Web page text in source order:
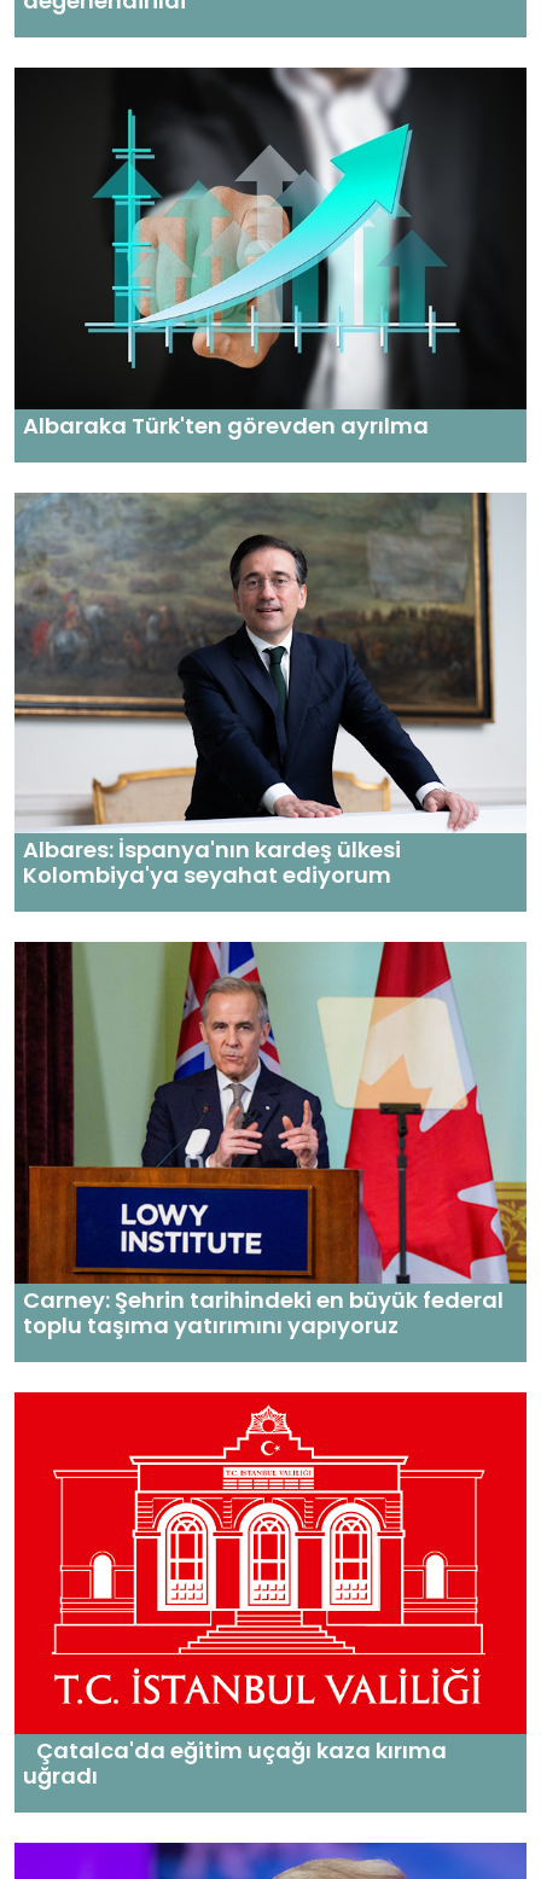
Albaraka Türk'ten görevden ayrılma
Albares: İspanya'nın kardeş ülkesi
Kolombiya'ya seyahat ediyorum
Carney: Şehrin tarihindeki en büyük federal
toplu taşıma yatırımını yapıyoruz
Çatalca'da eğitim uçağı kaza kırıma
uğradı